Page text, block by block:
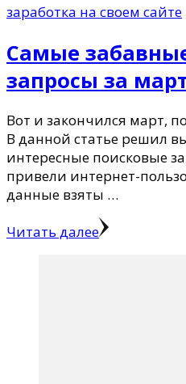
заработка на своем сайте
Самые
запросы за
Вот и закончился март,
В данной статье решил
интересные поисковые
привели интернет-
данные взяты …
Читать далее